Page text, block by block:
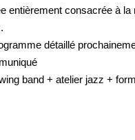
entièrement consacrée à la
détaillé
band + atelier jazz +